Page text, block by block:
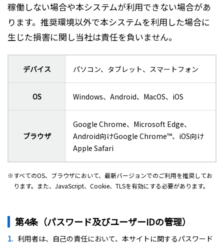
稼働しない場合や本システムが利用できない場合があ
ります。推奨環境以外で本システムを利用した場合に
生じた損害に関し当社は責任を負いません。
デバイス パソコン、タブレット、スマートフォン
OS Windows、Android、MacOS、iOS
ブラウザ
Google Chrome、Microsoft Edge、
Android向けGoogle Chrome™、iOS向け
Apple Safari
※すべてのOS、ブラウザにおいて、最新バージョンでのご利用を推奨してお
ります。また、JavaScript、Cookie、TLSを有効にする必要があります。
第4条（パスワード及びユーザーIDの管理）
利用者は、自己の責任において、本サイトに関するパスワード